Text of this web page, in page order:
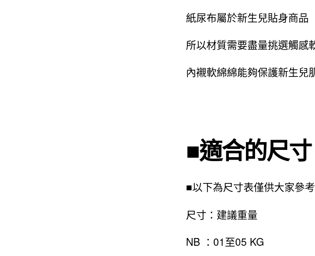
紙尿布屬於新生兒貼身商品
所以材質需要盡量挑選觸感
內襯軟綿綿能夠保護新生兒
■適合的尺寸
■以下為尺寸表僅供大家參
尺寸：建議重量
NB ：01至05 KG